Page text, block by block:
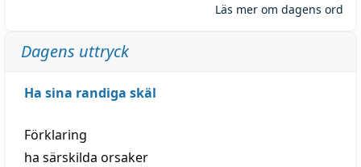
Läs mer om dagens ord
Dagens uttryck
Ha sina randiga skäl
Förklaring
ha särskilda orsaker